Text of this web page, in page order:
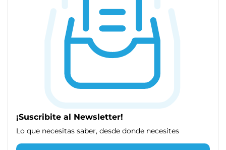
¡Suscribite al Newsletter!
Lo que necesitas saber, desde donde necesites